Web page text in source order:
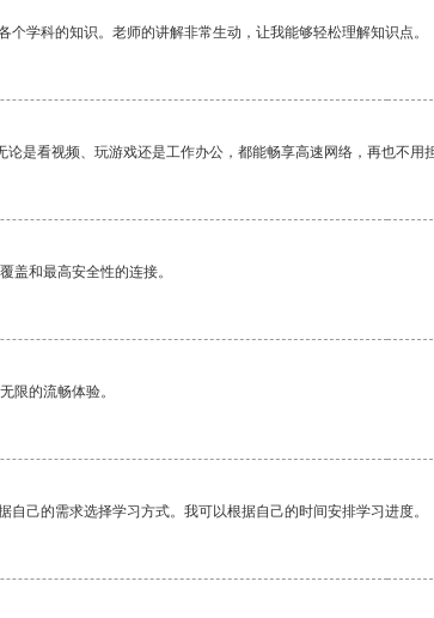
学科的知识。老师的讲解非常生动，让我能够轻松理解知识点。
是看视频、玩游戏还是工作办公，都能畅享高速网络，再也不用
盖和最高安全性的连接。
限的流畅体验。
己的需求选择学习方式。我可以根据自己的时间安排学习进度。